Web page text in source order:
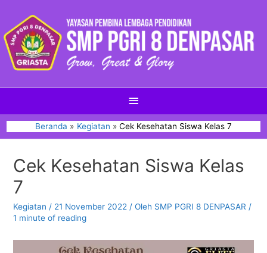
Beranda Kegiatan Cek Kesehatan Siswa Kelas 7
Cek Kesehatan Siswa Kelas
7
Kegiatan / 21 November 2022 / Oleh SMP PGRI 8 DENPASAR /
1 minute of reading